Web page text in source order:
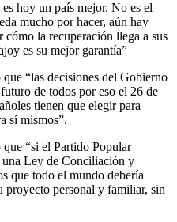
hoy un país mejor. No es el
mucho por hacer, aún hay
cómo la recuperación llega a sus
es su mejor garantía”
“las decisiones del Gobierno
de todos por eso el 26 de
tienen que elegir para
sí mismos”.
“si el Partido Popular
una Ley de Conciliación y
que todo el mundo debería
personal y familiar, sin